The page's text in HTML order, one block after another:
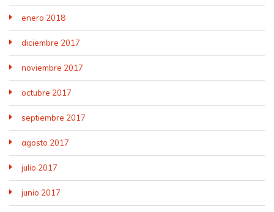
enero 2018
diciembre 2017
noviembre 2017
octubre 2017
septiembre 2017
agosto 2017
julio 2017
junio 2017